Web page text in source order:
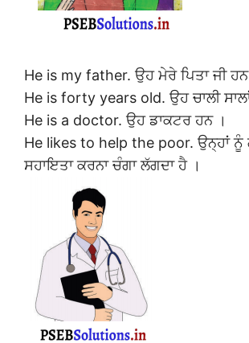
He is my father. ਉਹ ਮੇਰੇ ਪਿਤਾ ਜੀ
He is forty years old. ਉਹ ਚਾਲੀ
He is a doctor. ਉਹ ਡਾਕਟਰ ਹਨ ।
He likes to help the poor. ਉਨ੍ਹਾਂ ਨੂੰ
ਸਹਾਇਤਾ ਕਰਨਾ ਚੰਗਾ ਲੱਗਦਾ ਹੈ ।